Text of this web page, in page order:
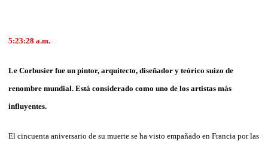
5:23:28 a.m.
Le Corbusier fue un pintor, arquitecto, diseñador y teórico suizo de
renombre mundial. Está considerado como uno de los artistas más
influyentes.
El cincuenta aniversario de su muerte se ha visto empañado en Francia por las